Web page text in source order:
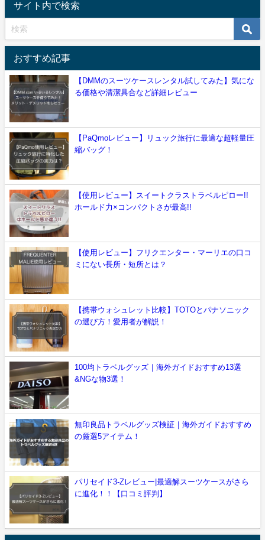
サイト内で検索
おすすめ記事
【DMMのスーツケースレンタル試してみた】気にな
る価格や清潔具合など詳細レビュー
【PaQmoレビュー】リュック旅行に最適な超軽量圧
縮バッグ！
【使用レビュー】スイートクラストラベルピロー!!
ホールド力×コンパクトさが最高!!
【使用レビュー】フリクエンター・マーリエの口コ
ミにない長所・短所とは？
【携帯ウォシュレット比較】TOTOとパナソニック
の選び方！愛用者が解説！
100均トラベルグッズ｜海外ガイドおすすめ13選
&NGな物3選！
無印良品トラベルグッズ検証｜海外ガイドおすすめ
の厳選5アイテム！
パリセイド3-Zレビュー|最適解スーツケースがさら
に進化！！【口コミ評判】